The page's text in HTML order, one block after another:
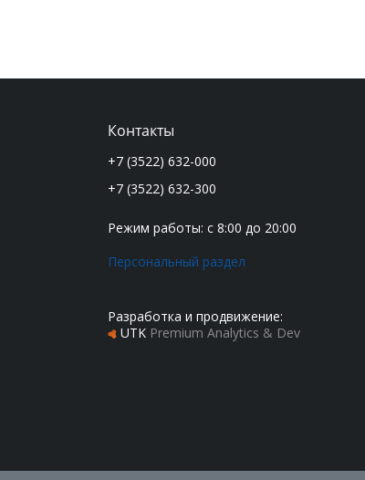
Контакты
+7 (3522) 632-000
+7 (3522) 632-300
Режим работы: с 8:00 до 20:00
Персональный раздел
Разработка и продвижение:
UTK Premium Analytics & Dev